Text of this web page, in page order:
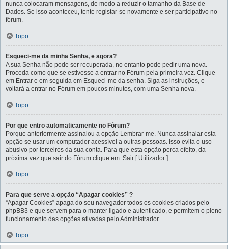
nunca colocaram mensagens, de modo a reduzir o tamanho da Base de
Dados. Se isso aconteceu, tente registar-se novamente e ser participativo no
fórum.
Topo
Esqueci-me da minha Senha, e agora?
A sua Senha não pode ser recuperada, no entanto pode pedir uma nova.
Proceda como que se estivesse a entrar no Fórum pela primeira vez. Clique
em Entrar e em seguida em Esqueci-me da senha. Siga as instruções, e
voltará a entrar no Fórum em poucos minutos, com uma Senha nova.
Topo
Por que entro automaticamente no Fórum?
Porque anteriormente assinalou a opção Lembrar-me. Nunca assinalar esta
opção se usar um computador acessível a outras pessoas. Isso evita o uso
abusivo por terceiros da sua conta. Para que esta opção perca efeito, da
próxima vez que sair do Fórum clique em: Sair [ Utilizador ]
Topo
Para que serve a opção “Apagar cookies” ?
“Apagar Cookies” apaga do seu navegador todos os cookies criados pelo
phpBB3 e que servem para o manter ligado e autenticado, e permitem o pleno
funcionamento das opções ativadas pelo Administrador.
Topo